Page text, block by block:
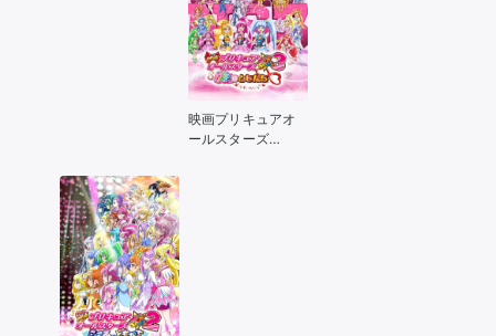
映画プリキュアオ
ールスターズ